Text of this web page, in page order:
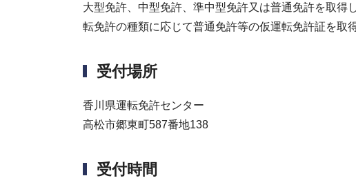
大型免許、中型免許、準中型免許又は普通免許を取
転免許の種類に応じて普通免許等の仮運転免許証を取
受付場所
香川県運転免許センター
高松市郷東町587番地138
受付時間